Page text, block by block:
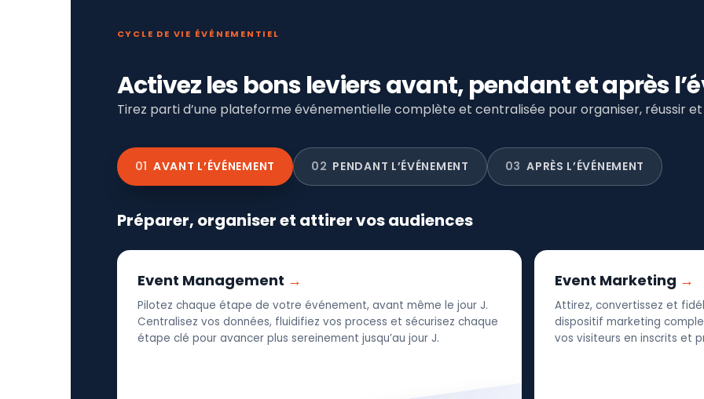
CYCLE DE VIE ÉVÉNEMENTIEL
Activez les bons leviers avant, pendant et après
Tirez parti d’une plateforme événementielle complète et centralisée pour organiser, réussir
01 AVANT L’ÉVÉNEMENT 02 PENDANT L’ÉVÉNEMENT 03 APRÈS L’ÉVÉNEMENT
Préparer, organiser et attirer vos audiences
Event Management
Pilotez chaque étape de votre événement, avant même le jour J.
Centralisez vos données, fluidifiez vos process et sécurisez chaque
étape clé pour avancer plus sereinement jusqu’au jour J.
Event Marketing
Attirez, convertissez et
dispositif marketing
vos visiteurs en inscrits et